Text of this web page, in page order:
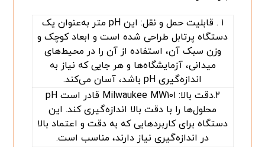
۱ . قابلیت حمل و نقل: این pH متر به‌عنوان یک
دستگاه پرتابل طراحی شده است و ابعاد کوچک و
وزن سبک آن، استفاده از آن را در محیط‌های
میدانی، آزمایشگاه‌ها و هر جایی که نیاز به
اندازه‌گیری pH باشد، آسان می‌کند.
۲.دقت بالا: Milwaukee MW۱۰۱ قادر است pH
محلول‌ها را با دقت بالا اندازه‌گیری کند. این
دستگاه برای کاربردهایی که به دقت و اعتماد بالا
در اندازه‌گیری نیاز دارند، مناسب است.